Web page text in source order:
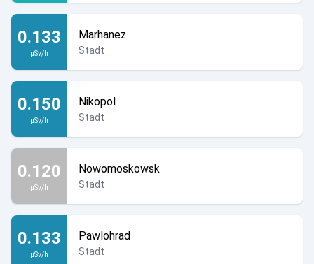
0.133
µSv/h
Marhanez
Stadt
0.150
µSv/h
Nikopol
Stadt
0.120
µSv/h
Nowomoskowsk
Stadt
0.133
µSv/h
Pawlohrad
Stadt